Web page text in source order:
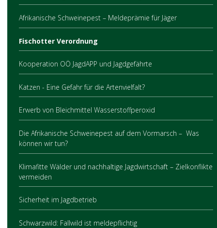
Afrikanische Schweinepest – Meldeprämie für Jäger
Fischotter Verordnung
Kooperation OÖ JagdAPP und Jagdgefährte
Katzen - Eine Gefahr für die Artenvielfalt?
Erwerb von Bleichmittel Wasserstoffperoxid
Die Afrikanische Schweinepest auf dem Vormarsch – Was
können wir tun?
Klimafitte Wälder und nachhaltige Jagdwirtschaft – Zielkonflikte
vermeiden
Sicherheit im Jagdbetrieb
Schwarzwild: Fallwild ist meldepflichtig